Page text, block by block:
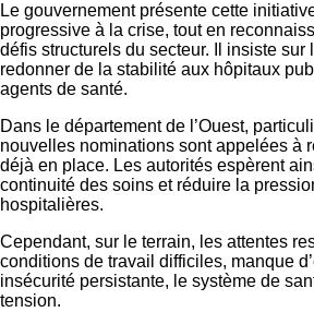
Le gouvernement présente cette
progressive à la crise, tout en
défis structurels du secteur. Il insiste sur
redonner de la stabilité aux hôpitaux
agents de santé.
Dans le département de l’Ouest,
nouvelles nominations sont appelées à
déjà en place. Les autorités espèrent
continuité des soins et réduire la
hospitalières.
Cependant, sur le terrain, les attentes
conditions de travail difficiles, manque
insécurité persistante, le système de
tension.